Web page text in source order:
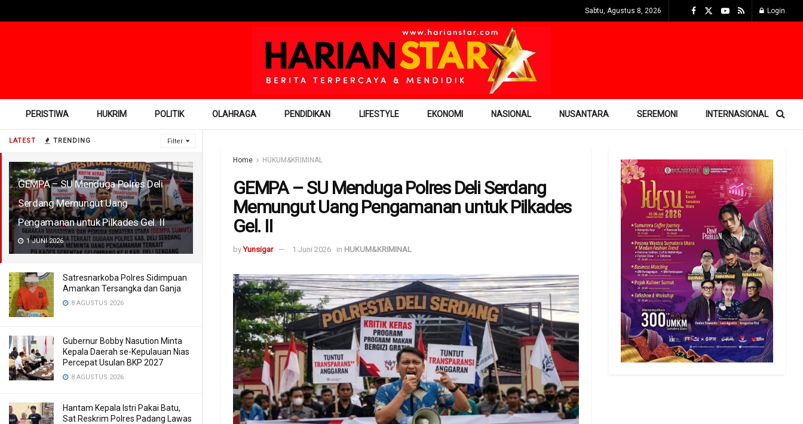
LATEST TRENDING Filter
GEMPA – SU Menduga Polres Deli
Serdang Memungut Uang
Pengamanan untuk Pilkades Gel. II
1 JUNI 2026
Satresnarkoba Polres Sidimpuan
Amankan Tersangka dan Ganja
8 AGUSTUS 2026
Gubernur Bobby Nasution Minta
Kepala Daerah se-Kepulauan Nias
Percepat Usulan BKP 2027
8 AGUSTUS 2026
Hantam Kepala Istri Pakai Batu,
Sat Reskrim Polres Padang Lawas
Sabtu, Agustus 8, 2026 Login
PERISTIWA HUKRIM POLITIK OLAHRAGA PENDIDIKAN LIFESTYLE EKONOMI NASIONAL NUSANTARA SEREMONI INTERNASIONAL
Home HUKUM&KRIMINAL
GEMPA – SU Menduga Polres Deli Serdang
Memungut Uang Pengamanan untuk Pilkades
Gel. II
by Yunsigar 1 Juni 2026 in HUKUM&KRIMINAL